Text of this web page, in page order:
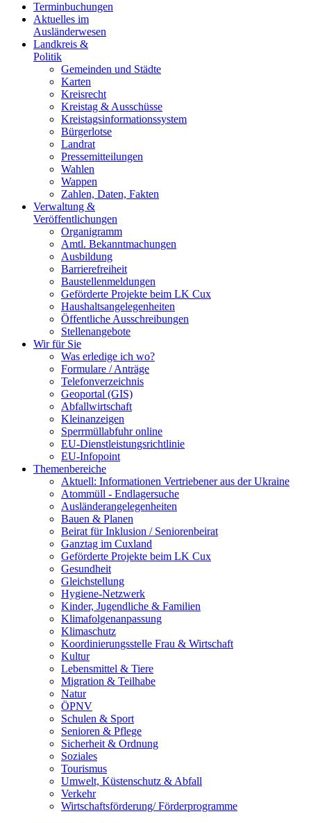
Terminbuchungen
Aktuelles im
Ausländerwesen
Landkreis &
Politik
Gemeinden und Städte
Karten
Kreisrecht
Kreistag & Ausschüsse
Kreistagsinformationssystem
Bürgerlotse
Landrat
Pressemitteilungen
Wahlen
Wappen
Zahlen, Daten, Fakten
Verwaltung &
Veröffentlichungen
Organigramm
Amtl. Bekanntmachungen
Ausbildung
Barrierefreiheit
Baustellenmeldungen
Geförderte Projekte beim LK Cux
Haushaltsangelegenheiten
Öffentliche Ausschreibungen
Stellenangebote
Wir für Sie
Was erledige ich wo?
Formulare / Anträge
Telefonverzeichnis
Geoportal (GIS)
Abfallwirtschaft
Kleinanzeigen
Sperrmüllabfuhr online
EU-Dienstleistungsrichtlinie
EU-Infopoint
Themenbereiche
Aktuell: Informationen Vertriebener aus der Ukraine
Atommüll - Endlagersuche
Ausländerangelegenheiten
Bauen & Planen
Beirat für Inklusion / Seniorenbeirat
Ganztag im Cuxland
Geförderte Projekte beim LK Cux
Gesundheit
Gleichstellung
Hygiene-Netzwerk
Kinder, Jugendliche & Familien
Klimafolgenanpassung
Klimaschutz
Koordinierungsstelle Frau & Wirtschaft
Kultur
Lebensmittel & Tiere
Migration & Teilhabe
Natur
ÖPNV
Schulen & Sport
Senioren & Pflege
Sicherheit & Ordnung
Soziales
Tourismus
Umwelt, Küstenschutz & Abfall
Verkehr
Wirtschaftsförderung/ Förderprogramme